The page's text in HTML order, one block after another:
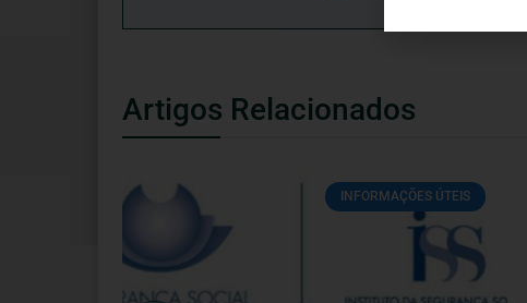
Artigos Relacionados
INFORMAÇÕES ÚTEIS